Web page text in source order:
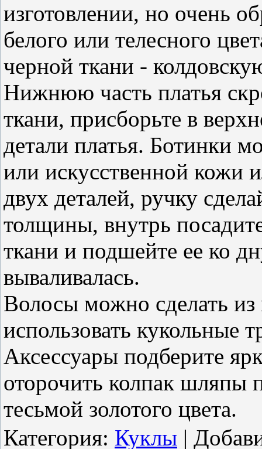
изготовлении, но очень
белого или телесного
черной ткани -
Нижнюю часть платья
ткани, присборьте в
детали платья. Ботинки
или искусственной кожи
двух деталей, ручку
толщины, внутрь
ткани и подшейте ее ко
вываливалась.
Волосы можно сделать
использовать кукольные
Аксессуары подберите
оторочить колпак шляпы
тесьмой золотого цвета.
Категория: Куклы |